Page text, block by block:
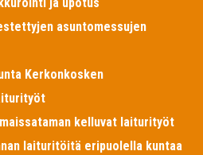
ja upotus
asuntomessujen
Kerkonkosken
kelluvat laiturityöt
laituritöitä eripuolella kuntaa